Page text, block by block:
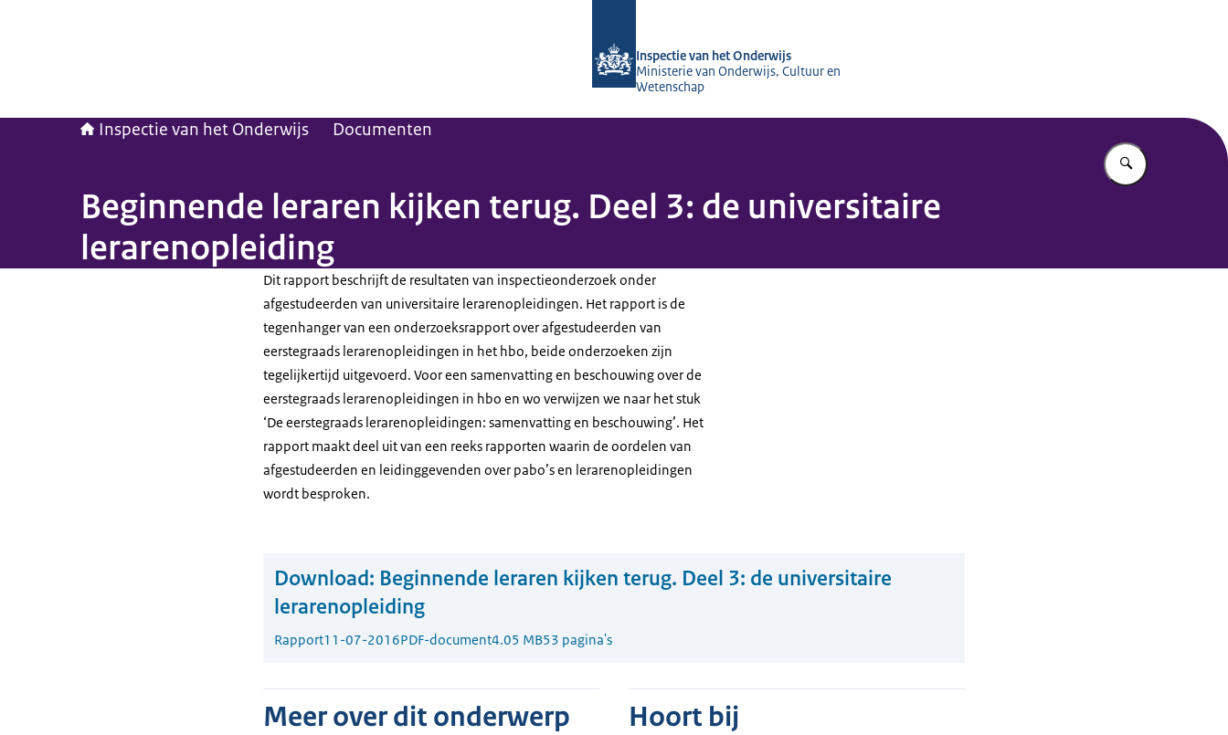
Inspectie van het Onderwijs
Ministerie van Onderwijs, Cultuur en
Wetenschap
Inspectie van het Onderwijs Documenten
Vul in wat u
Beginnende leraren kijken terug. Deel 3: de universitaire
lerarenopleiding
Dit rapport beschrijft de resultaten van inspectieonderzoek onder
afgestudeerden van universitaire lerarenopleidingen. Het rapport is de
tegenhanger van een onderzoeksrapport over afgestudeerden van
eerstegraads lerarenopleidingen in het hbo, beide onderzoeken zijn
tegelijkertijd uitgevoerd. Voor een samenvatting en beschouwing over de
eerstegraads lerarenopleidingen in hbo en wo verwijzen we naar het stuk
‘De eerstegraads lerarenopleidingen: samenvatting en beschouwing’. Het
rapport maakt deel uit van een reeks rapporten waarin de oordelen van
afgestudeerden en leidinggevenden over pabo’s en lerarenopleidingen
wordt besproken.
Download: Beginnende leraren kijken terug. Deel 3: de universitaire
lerarenopleiding
Rapport11-07-2016PDF-document4.05 MB53 pagina's
Meer over dit onderwerp Hoort bij